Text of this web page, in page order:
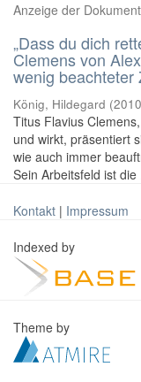
Anzeige der
„Dass du dich
Clemens von
wenig beachteter
König, Hildegard (
Titus Flavius
und wirkt, präsentiert
wie auch immer
Sein Arbeitsfeld ist die
Kontakt | Impressum
Indexed by
Theme by